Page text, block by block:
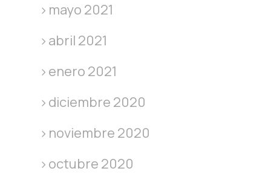
mayo 2021
abril 2021
enero 2021
diciembre 2020
noviembre 2020
octubre 2020